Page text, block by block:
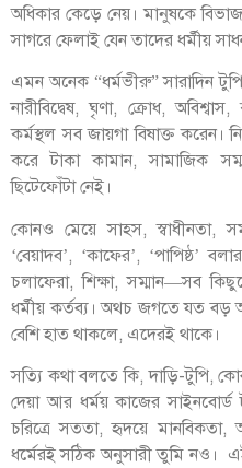
অধিকার কেড়ে নেয়। মানুষকে
সাগরে ফেলাই যেন তাদের ধর্মীয়
এমন অনেক “ধর্মভীরু” সারাদিন
নারীবিদ্বেষ, ঘৃণা, ক্রোধ,
কর্মস্থল সব জায়গা বিষাক্ত করেন।
করে টাকা কামান, সামাজিক
ছিটেফোঁটা নেই।
কোনও মেয়ে সাহস, স্বাধীনতা,
‘বেয়াদব’, ‘কাফের’, ‘পাপিষ্ঠ’
চলাফেরা, শিক্ষা, সম্মান—সব
ধর্মীয় কর্তব্য। অথচ জগতে যত বড়
বেশি হাত থাকলে, এদেরই থাকে।
সত্যি কথা বলতে কি, দাড়ি-টুপি,
দেয়া আর ধর্ময় কাজের
চরিত্রে সততা, হৃদয়ে
ধর্মেরই সঠিক অনুসারী তুমি নও।